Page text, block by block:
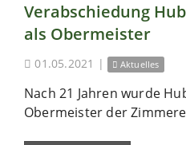
Verabschiedung
als Obermeister
01.05.2021 | Aktuelles
Nach 21 Jahren wurde
Obermeister der